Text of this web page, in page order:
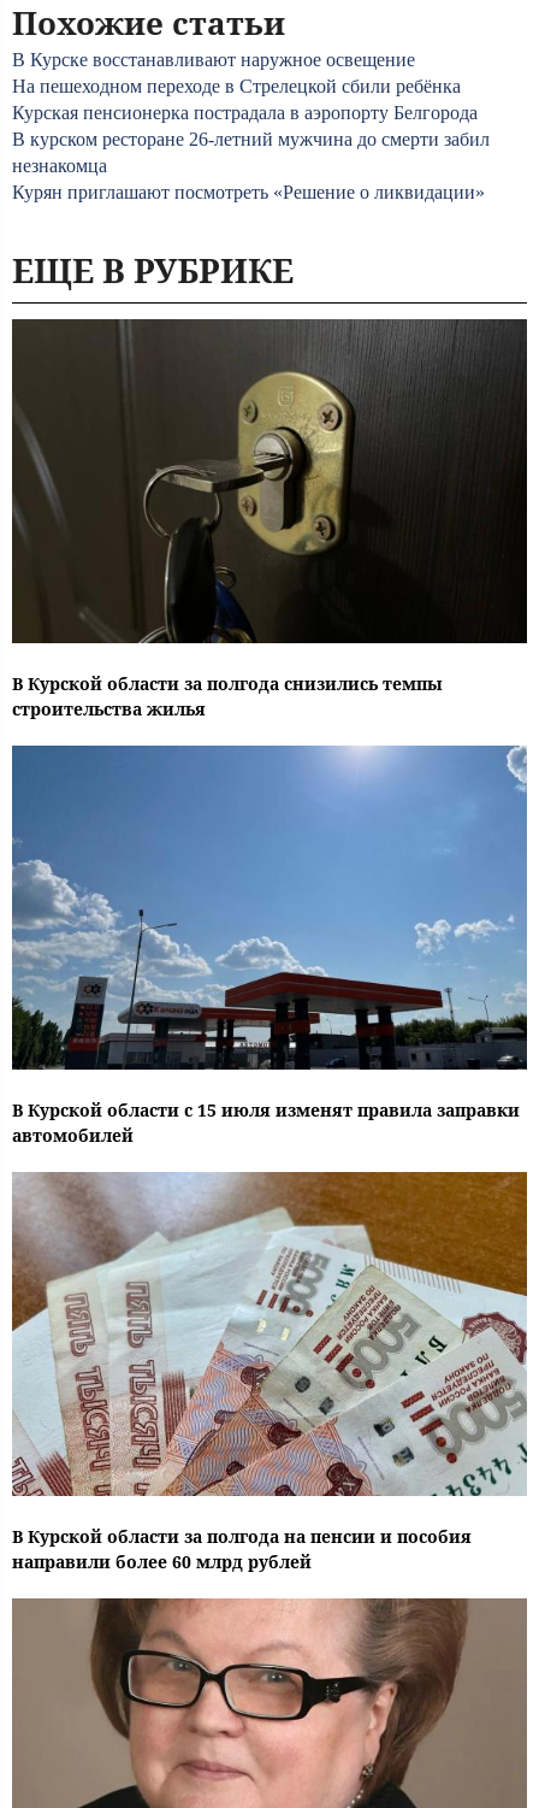
Похожие статьи
В Курске восстанавливают наружное освещение
На пешеходном переходе в Стрелецкой сбили ребёнка
Курская пенсионерка пострадала в аэропорту Белгорода
В курском ресторане 26-летний мужчина до смерти забил
незнакомца
Курян приглашают посмотреть «Решение о ликвидации»
ЕЩЕ В РУБРИКЕ
В Курской области за полгода снизились темпы
строительства жилья
В Курской области с 15 июля изменят правила заправки
автомобилей
В Курской области за полгода на пенсии и пособия
направили более 60 млрд рублей